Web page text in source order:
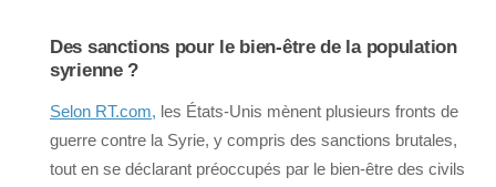
Des sanctions pour le bien-être de la population
syrienne ?
Selon RT.com, les États-Unis mènent plusieurs fronts de
guerre contre la Syrie, y compris des sanctions brutales,
tout en se déclarant préoccupés par le bien-être des civils